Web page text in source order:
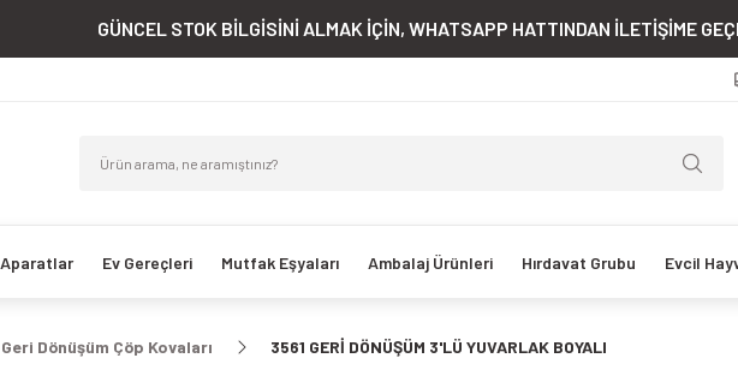
GÜNCEL STOK BİLGİSİNİ ALMAK İÇİN, WHATSAPP HATTINDAN İLETİŞİME
Aparatlar Ev Gereçleri Mutfak Eşyaları Ambalaj Ürünleri Hırdavat Grubu Evcil
Geri Dönüşüm Çöp Kovaları 3561 GERİ DÖNÜŞÜM 3'LÜ YUVARLAK BOYALI